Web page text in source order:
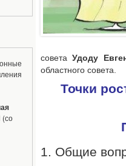
(со
советаУдоду
областного совета.
Точки
1. Общие